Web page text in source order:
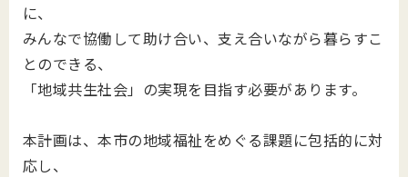
に、
みんなで協働して助け合い、支え合いながら暮らすこ
とのできる、
「地域共生社会」の実現を目指す必要があります。
本計画は、本市の地域福祉をめぐる課題に包括的に対
応し、